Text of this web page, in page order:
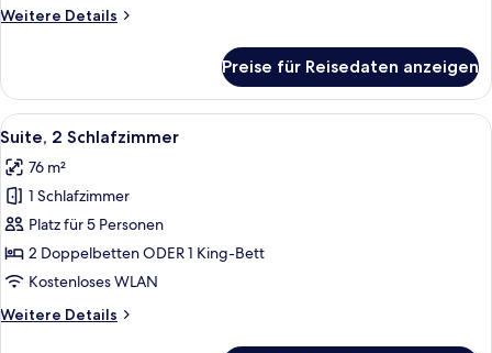
Weitere Details
Weitere
Zimmer,
Meerseite
(Superior)
Preise für Reisedaten anzeigen
Alle
Fotos
für
Suite,
2 Schlafzimmer
anzeigen
Ein Hotelzimmer mit einem großen
8
Suite, 2 Schlafzimmer
76 m²
1 Schlafzimmer
Platz für 5 Personen
2 Doppelbetten ODER 1 King-Bett
Kostenloses WLAN
Weitere Details
Weitere